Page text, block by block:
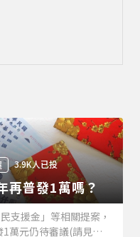
3.9K人已投
再普發1萬嗎？
支援金」等相關提案，
萬元仍待審議(請見下